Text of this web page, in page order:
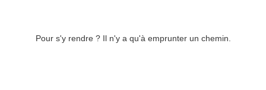
Pour s'y rendre ? Il n'y a qu'à emprunter un chemin.